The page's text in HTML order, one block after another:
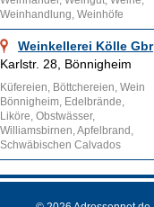
Weinhandlung, Weinhöfe
Weinkellerei Kölle Gbr
Karlstr. 28, Bönnigheim
Küfereien, Böttchereien, Wein
Bönnigheim, Edelbrände,
Liköre, Obstwässer,
Williamsbirnen, Apfelbrand,
Schwäbischen Calvados